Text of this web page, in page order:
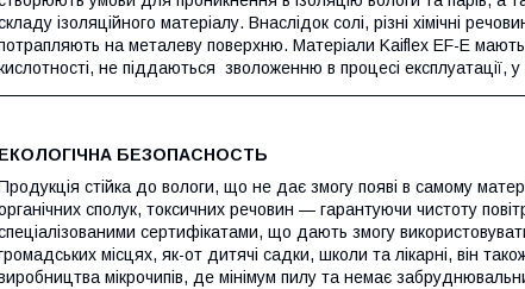
ізоляційного матеріалу. Внаслідок солі, різні хімічні
на металеву поверхню. Матеріали Kaiflex EF-E
не піддаються зволоженню в процесі експлуатації, у
БЕЗОПАСНОСТЬ
стійка до вологи, що не дає змогу появі в самому
сполук, токсичних речовин — гарантуючи чистоту
сертифікатами, що дають змогу
місцях, як-от дитячі садки, школи та лікарні, він
мікрочипів, де мінімум пилу та немає